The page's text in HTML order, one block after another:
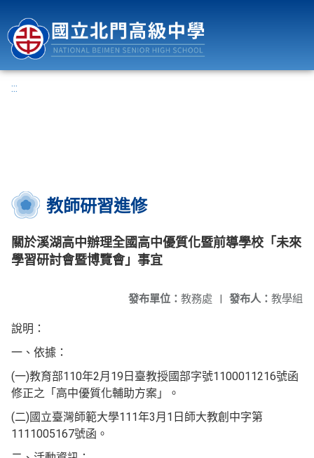
:::
教師研習進修
關於溪湖高中辦理全國高中優質化暨前導學校「未來
學習研討會暨博覽會」事宜
發布人： 教學組
發布單位： 教務處 |
說明：
一、依據：
(一)教育部110年2月19日臺教授國部字號1100011216號函
修正之「高中優質化輔助方案」。
(二)國立臺灣師範大學111年3月1日師大教創中字第
1111005167號函。